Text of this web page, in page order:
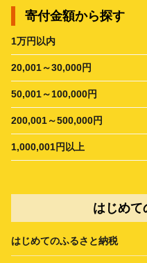
寄付金額から探す
1万円以内
20,001～30,000円
50,001～100,000円
200,001～500,000円
1,000,001円以上
はじめて
はじめてのふるさと納税